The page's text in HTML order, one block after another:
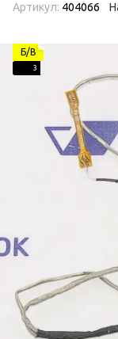
Артикул: 404066
Б/В
3